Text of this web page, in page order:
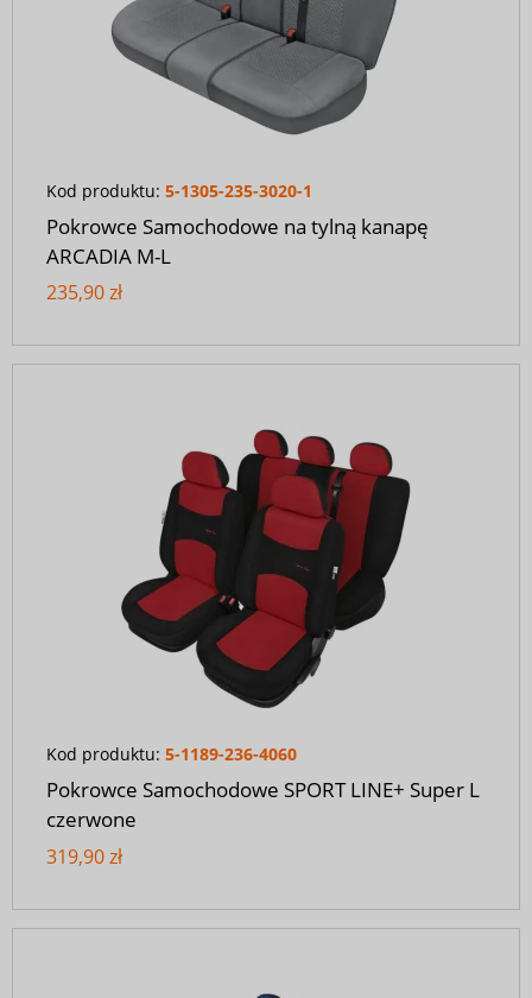
Kod produktu: 5-1305-235-3020-1
Pokrowce Samochodowe na tylną kanapę
ARCADIA M-L
235,90 zł
Kod produktu: 5-1189-236-4060
Pokrowce Samochodowe SPORT LINE+ Super L
czerwone
319,90 zł